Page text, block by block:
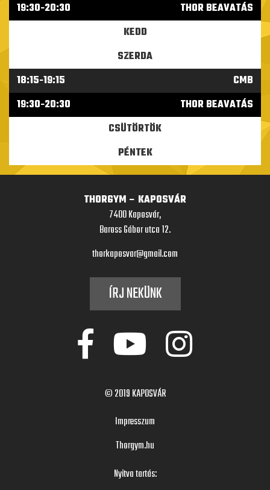
19:30-20:30
THOR BEAVATÁS
KEDD
SZERDA
18:15-19:15
CMB
19:30-20:30
THOR BEAVATÁS
CSÜTÖRTÖK
PÉNTEK
THORGYM – KAPOSVÁR
7400 Kaposvár,
Baross Gábor utca 12.
thorkaposvar@gmail.com
ÍRJ NEKÜNK
© 2019KAPOSVÁR
Impresszum
Thorgym.hu
Nyitva tartás: